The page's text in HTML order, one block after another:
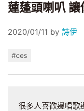
蓮蓬頭喇叭 讓
2020/01/11 by 詩伊
#ces
很多人喜歡邊唱歌